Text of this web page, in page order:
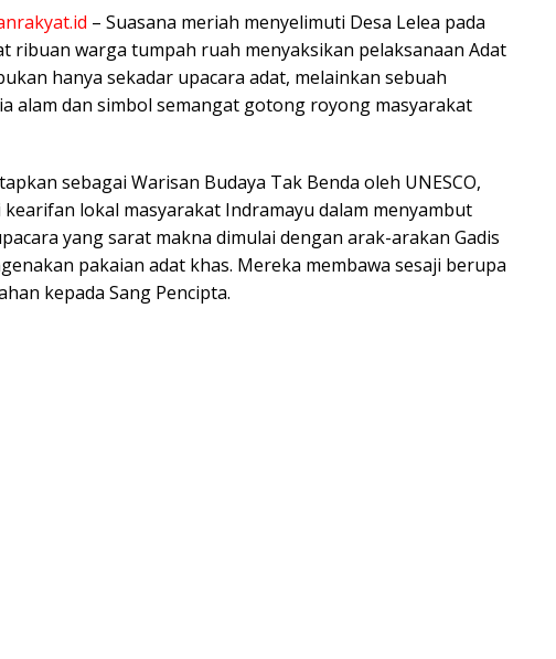
– Suasana meriah menyelimuti Desa Lelea pada
ribuan warga tumpah ruah menyaksikan pelaksanaan Adat
hanya sekadar upacara adat, melainkan sebuah
alam dan simbol semangat gotong royong masyarakat
sebagai Warisan Budaya Tak Benda oleh UNESCO,
lokal masyarakat Indramayu dalam menyambut
yang sarat makna dimulai dengan arak-arakan Gadis
pakaian adat khas. Mereka membawa sesaji berupa
kepada Sang Pencipta.